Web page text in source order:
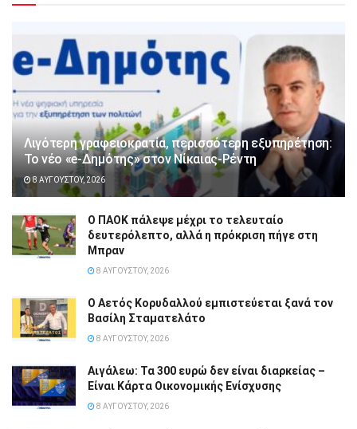
Λιγότερη γραφειοκρατία, περισσότερη εξυπηρέτηση:
Το νέο «e-Δημότης» στον Νίκαιας-Ρέντη
8 ΑΥΓΟΎΣΤΟΥ, 2026
Ο ΠΑΟΚ πάλεψε μέχρι το τελευταίο
δευτερόλεπτο, αλλά η πρόκριση πήγε στη
Μπραν
8 ΑΥΓΟΎΣΤΟΥ, 2026
Ο Αετός Κορυδαλλού εμπιστεύεται ξανά τον
Βασίλη Σταματελάτο
8 ΑΥΓΟΎΣΤΟΥ, 2026
Αιγάλεω: Τα 300 ευρώ δεν είναι διαρκείας –
Είναι Κάρτα Οικονομικής Ενίσχυσης
8 ΑΥΓΟΎΣΤΟΥ, 2026